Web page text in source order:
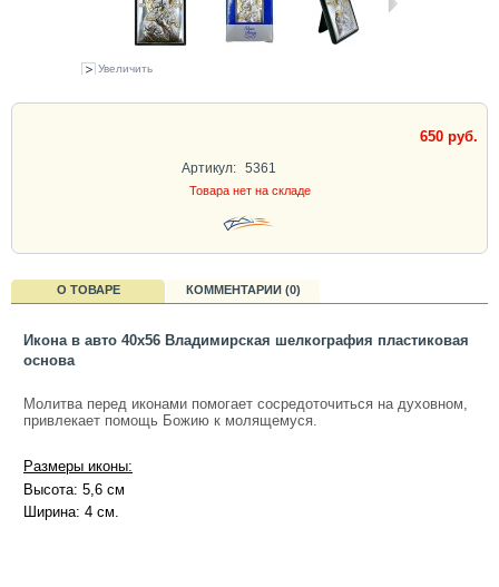
Увеличить
650 руб.
Артикул: 5361
Товара нет на складе
О ТОВАРЕ КОММЕНТАРИИ (0)
Икона в авто 40х56 Владимирская шелкография пластиковая
основа
Молитва перед иконами помогает сосредоточиться на духовном,
привлекает помощь Божию к молящемуся.
Размеры иконы:
Высота: 5,6 см
Ширина: 4 см.